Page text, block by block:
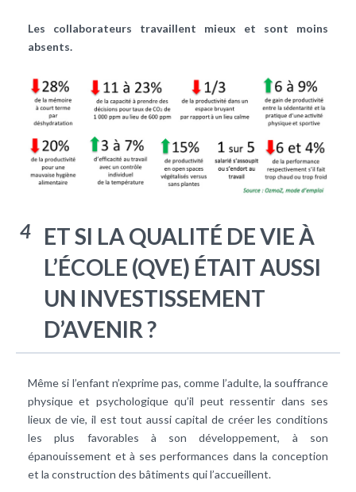
Les collaborateurs travaillent mieux et sont moins
absents.
4
ET SI LA QUALITÉ DE VIE À
L’ÉCOLE (QVE) ÉTAIT AUSSI
UN INVESTISSEMENT
D’AVENIR ?
Même si l’enfant n’exprime pas, comme l’adulte, la souffrance
physique et psychologique qu’il peut ressentir dans ses
lieux de vie, il est tout aussi capital de créer les conditions
les plus favorables à son développement, à son
épanouissement et à ses performances dans la conception
et la construction des bâtiments qui l’accueillent.